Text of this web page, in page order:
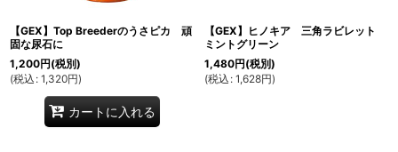
【GEX】Top Breederのうさピカ 頑
固な尿石に
1,200円(税別)
(税込 : 1,320円)
カートに入れる
【GEX】ヒノキア 三角ラビレット
ミントグリーン
1,480円(税別)
(税込 : 1,628円)